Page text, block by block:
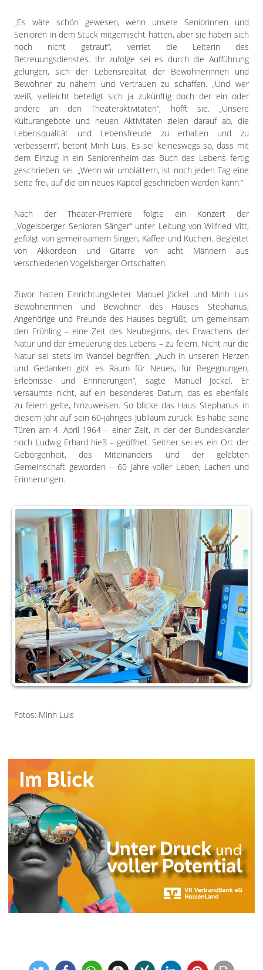
„Es wäre schön gewesen, wenn unsere Seniorinnen und
Senioren in dem Stück mitgemischt hätten, aber sie haben sich
noch nicht getraut“, verriet die Leiterin des
Betreuungsdienstes. Ihr zufolge sei es durch die Aufführung
gelungen, sich der Lebensrealität der Bewohnerinnen und
Bewohner zu nähern und Vertrauen zu schaffen. „Und wer
weiß, vielleicht beteiligt sich ja zukünftig doch der ein oder
andere an den Theateraktivitäten“, hofft sie. „Unsere
Kulturangebote und neuen Aktivitäten zielen darauf ab, die
Lebensqualität und Lebensfreude zu erhalten und zu
verbessern“, betont Minh Luis. Es sei keineswegs so, dass mit
dem Einzug in ein Seniorenheim das Buch des Lebens fertig
geschrieben sei. „Wenn wir umblättern, ist noch jeden Tag eine
Seite frei, auf die ein neues Kapitel geschrieben werden kann.“
Nach der Theater-Premiere folgte ein Konzert der
„Vogelsberger Senioren Sänger“ unter Leitung von Wilfried Vitt,
gefolgt von gemeinsamem Singen, Kaffee und Kuchen. Begleitet
von Akkordeon und Gitarre von acht Männern aus
verschiedenen Vogelsberger Ortschaften.
Zuvor hatten Einrichtungsleiter Manuel Jöckel und Minh Luis
Bewohnerinnen und Bewohner des Hauses Stephanus,
Angehörige und Freunde des Hauses begrüßt, um gemeinsam
den Frühling – eine Zeit des Neubeginns, des Erwachens der
Natur und der Erneuerung des Lebens – zu feiern. Nicht nur die
Natur sei stets im Wandel begriffen. „Auch in unseren Herzen
und Gedanken gibt es Raum für Neues, für Begegnungen,
Erlebnisse und Erinnerungen“, sagte Manuel Jöckel. Er
versäumte nicht, auf ein besonderes Datum, das es ebenfalls
zu feiern gelte, hinzuweisen. So blicke das Haus Stephanus in
diesem Jahr auf sein 60-jähriges Jubiläum zurück. Es habe seine
Türen am 4. April 1964 – einer Zeit, in der der Bundeskanzler
noch Ludwig Erhard hieß – geöffnet. Seither sei es ein Ort der
Geborgenheit, des Miteinanders und der gelebten
Gemeinschaft geworden – 60 Jahre voller Leben, Lachen und
Erinnerungen.
Fotos: Minh Luis